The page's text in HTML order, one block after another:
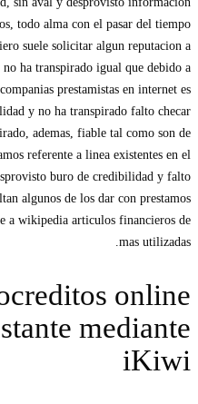
todo alma con el pasar del tiempo
suele solicitar algun reputacion a
ha transpirado igual que debido a
prestamistas en internet es
y no ha transpirado falto checar
ademas, fiable tal como son de
referente a linea existentes en el
buro de credibilidad y falto
algunos de los dar con prestamos
a wikipedia articulos financieros de
mas utilizadas.
online
mediante
iKiwi